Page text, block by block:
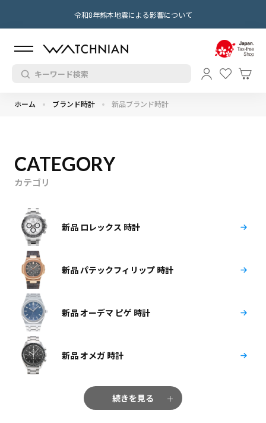
令和8年熊本地震による影響について
ホーム ブランド時計 新品ブランド時計
CATEGORY
カテゴリ
新品 ロレックス 時計
新品 パテックフィリップ 時計
新品 オーデマ ピゲ 時計
新品 オメガ 時計
続きを見る